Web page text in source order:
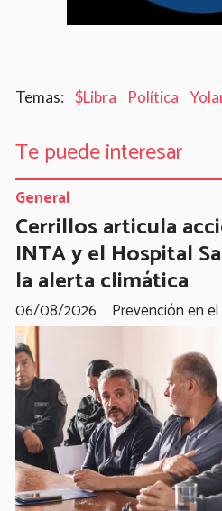
$Libra Política
Te puede interesar
Cerrillos articula
INTA y el Hospital
la alerta climática
Prevención en
General
06/08/2026